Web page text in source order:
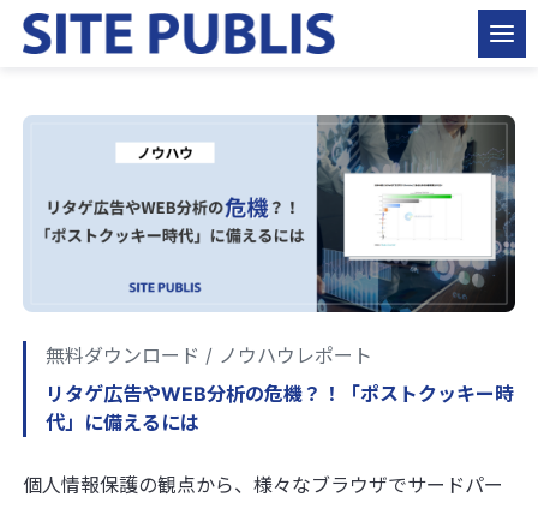
無料ダウンロード / ノウハウレポート
リタゲ広告やWEB分析の危機？！「ポストクッキー時
代」に備えるには
個人情報保護の観点から、様々なブラウザでサードパー